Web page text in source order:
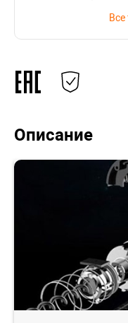
Описание